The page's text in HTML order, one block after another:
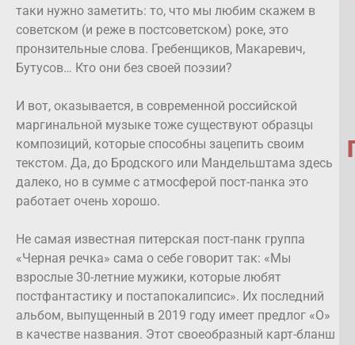
таки нужно заметить: то, что мы любим скажем в
советском (и реже в постсоветском) роке, это
пронзительные слова. Гребенщиков, Макаревич,
Бутусов… Кто они без своей поэзии?
И вот, оказывается, в современной российской
маргинальной музыке тоже существуют образцы
композиций, которые способны зацепить своим
текстом. Да, до Бродского или Мандельштама здесь
далеко, но в сумме с атмосферой пост-панка это
работает очень хорошо.
Не самая известная питерская пост-панк группа
«Черная речка» сама о себе говорит так: «Мы
взрослые 30-летние мужики, которые любят
постфантастику и постапокалипсис». Их последний
альбом, выпущенный в 2019 году имеет предлог «О»
в качестве названия. Этот своеобразный карт-бланш